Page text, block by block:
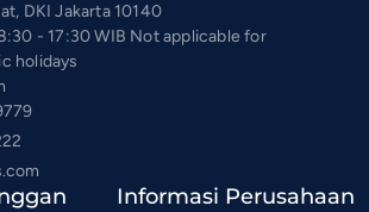
DKI Jakarta 10140
- 17:30 WIB Not applicable for
holidays
Informasi Perusahaan